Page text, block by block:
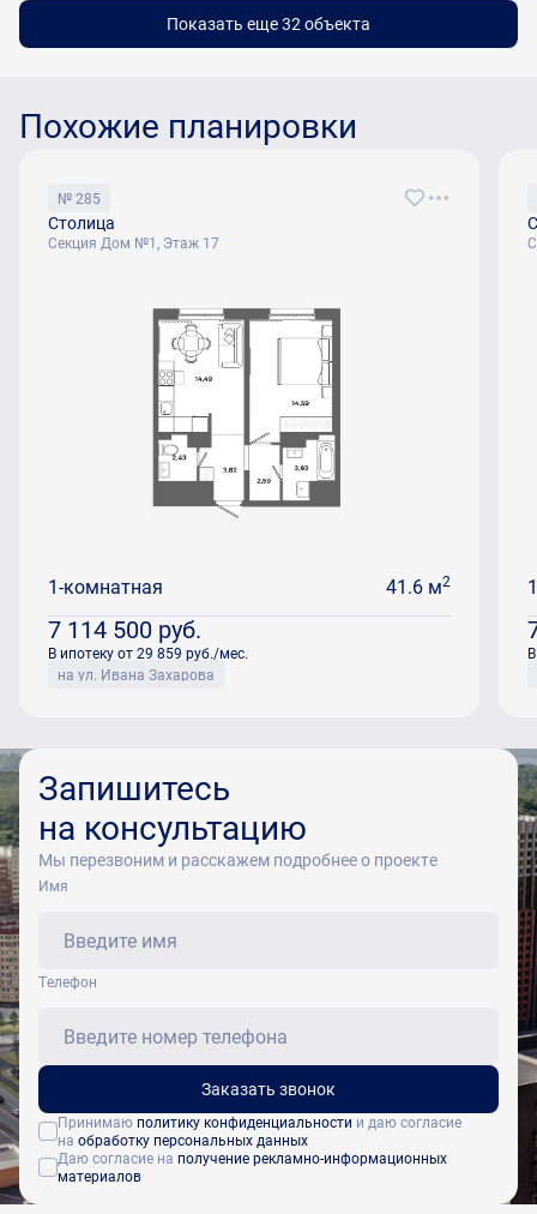
Показать еще 32 объектa
Похожие планировки
№ 285
Столица
Секция Дом №1, Этаж 17
1-комнатная 41.6 м2
7 114 500 руб.
В ипотеку от 29 859 руб./мес.
на ул. Ивана Захарова
Запишитесь
на консультацию
Мы перезвоним и расскажем подробнее о проекте
Имя
Tелефон
Заказать звонок
Принимаю политику конфиденциальности и даю согласие
на обработку персональных данных
Даю согласие на получение рекламно-информационных
материалов